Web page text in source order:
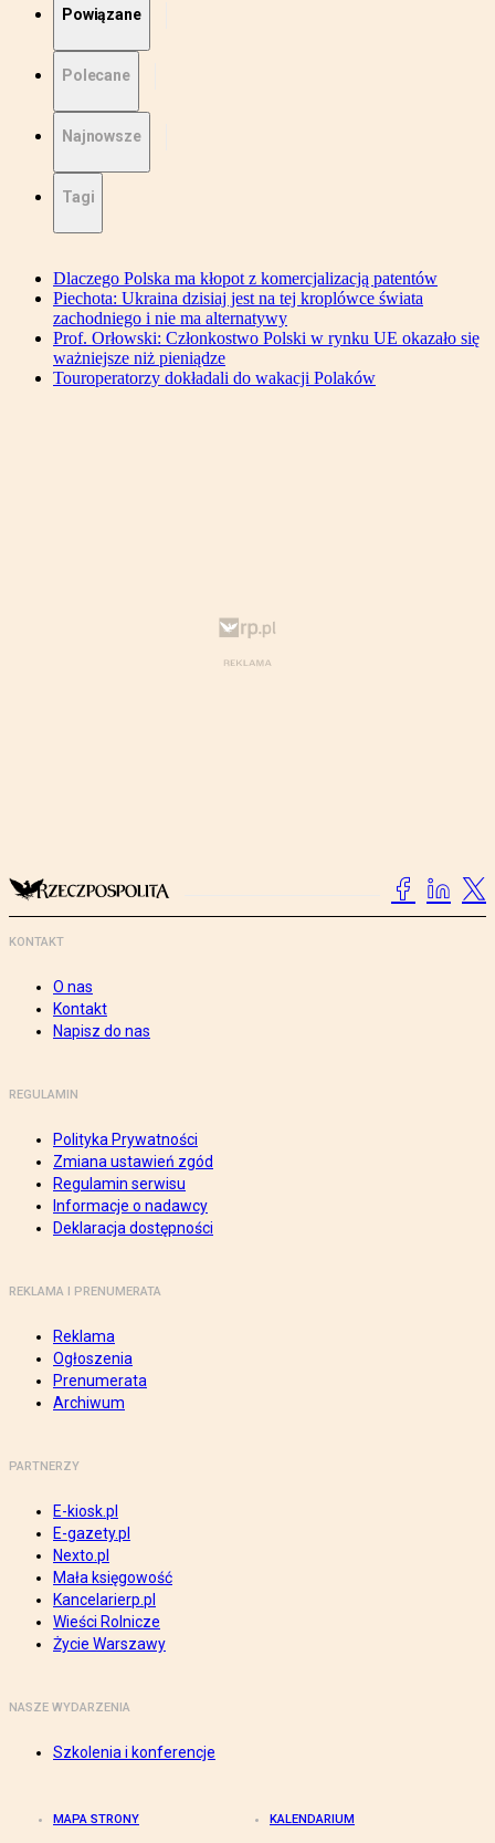
Powiązane
Polecane
Najnowsze
Tagi
Dlaczego Polska ma kłopot z komercjalizacją patentów
Piechota: Ukraina dzisiaj jest na tej kroplówce świata
zachodniego i nie ma alternatywy
Prof. Orłowski: Członkostwo Polski w rynku UE okazało się
ważniejsze niż pieniądze
Touroperatorzy dokładali do wakacji Polaków
KONTAKT
O nas
Kontakt
Napisz do nas
REGULAMIN
Polityka Prywatności
Zmiana ustawień zgód
Regulamin serwisu
Informacje o nadawcy
Deklaracja dostępności
REKLAMA I PRENUMERATA
Reklama
Ogłoszenia
Prenumerata
Archiwum
PARTNERZY
E-kiosk.pl
E-gazety.pl
Nexto.pl
Mała księgowość
Kancelarierp.pl
Wieści Rolnicze
Życie Warszawy
NASZE WYDARZENIA
Szkolenia i konferencje
MAPA STRONY KALENDARIUM